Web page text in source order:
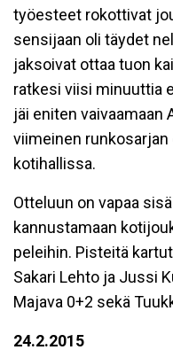
työesteet rokottivat
sensijaan oli täydet
jaksoivat ottaa tuon
ratkesi viisi minuuttia
jäi eniten vaivaamaan
viimeinen runkosarjan
kotihallissa.
Otteluun on vapaa
kannustamaan
peleihin. Pisteitä
Sakari Lehto ja Jussi
Majava 0+2 sekä
24.2.2015